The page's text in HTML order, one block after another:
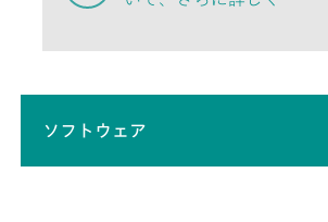
ソフトウェア